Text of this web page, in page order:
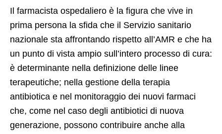
Il farmacista ospedaliero è la figura che vive in
prima persona la sfida che il Servizio sanitario
nazionale sta affrontando rispetto all’AMR e che ha
un punto di vista ampio sull’intero processo di cura:
è determinante nella definizione delle linee
terapeutiche; nella gestione della terapia
antibiotica e nel monitoraggio dei nuovi farmaci
che, come nel caso degli antibiotici di nuova
generazione, possono contribuire anche alla